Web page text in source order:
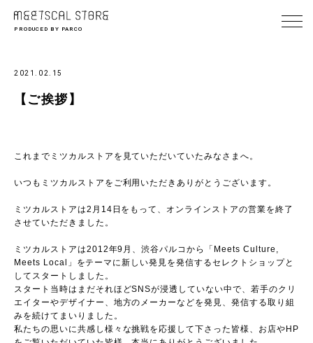
PRODUCED BY PARCO
2021.02.15
【ご挨拶】
これまでミツカルストアを見ていただいていたみなさまへ。
いつもミツカルストアをご利用いただきありがとうございます。
ミツカルストアは2月14日をもって、オンラインストアの営業を終了
させていただきました。
ミツカルストアは2012年9月、渋谷パルコから「Meets Culture,
Meets Local」をテーマに新しい発見を発信するセレクトショップと
してスタートしました。
スタート当時はまだそれほどSNSが浸透していない中で、若手のクリ
エイターやデザイナー、地方のメーカーなどを発見、発信する取り組
みを続けてまいりました。
私たちの思いに共感し様々な挑戦を応援して下さった皆様、お店やHP